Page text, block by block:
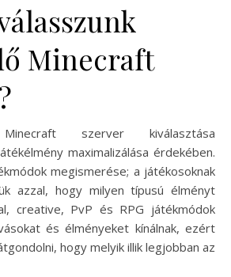
Minecraft
szerver kiválasztása
maximalizálása érdekében.
megismerése; a játékosoknak
azzal, hogy milyen típusú élményt
creative, PvP és RPG játékmódok
és élményeket kínálnak, ezért
hogy melyik illik legjobban az